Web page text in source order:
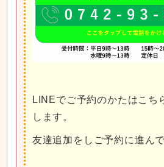
LINEでご予約のかたはこち
します。
友達追加をしご予約に進ん